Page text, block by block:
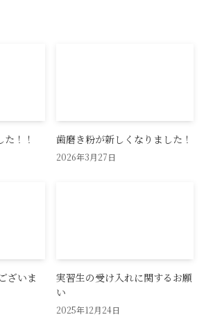
！！ 歯磨き粉が新しくなりました！
2026年3月27日
ざいま
実習生の受け入れに関するお願
い
2025年12月24日